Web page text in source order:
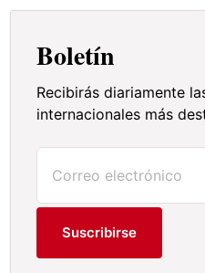
Boletín
Recibirás diariamente
internacionales más
Suscribirse